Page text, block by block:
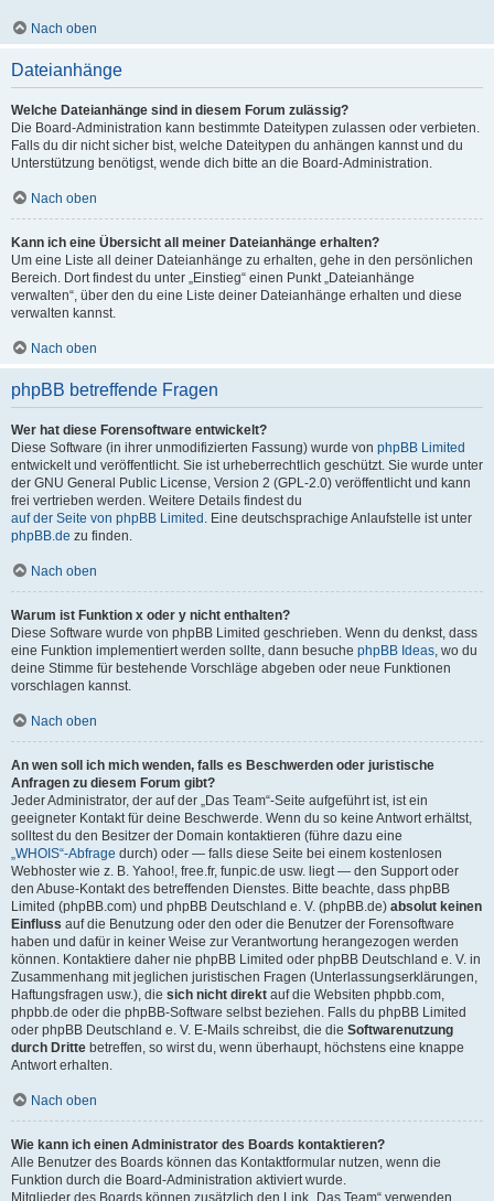
Nach oben
Dateianhänge
Welche Dateianhänge sind in diesem Forum zulässig?
Die Board-Administration kann bestimmte Dateitypen zulassen oder verbieten.
Falls du dir nicht sicher bist, welche Dateitypen du anhängen kannst und du
Unterstützung benötigst, wende dich bitte an die Board-Administration.
Nach oben
Kann ich eine Übersicht all meiner Dateianhänge erhalten?
Um eine Liste all deiner Dateianhänge zu erhalten, gehe in den persönlichen
Bereich. Dort findest du unter „Einstieg“ einen Punkt „Dateianhänge
verwalten“, über den du eine Liste deiner Dateianhänge erhalten und diese
verwalten kannst.
Nach oben
phpBB betreffende Fragen
Wer hat diese Forensoftware entwickelt?
Diese Software (in ihrer unmodifizierten Fassung) wurde von phpBB Limited
entwickelt und veröffentlicht. Sie ist urheberrechtlich geschützt. Sie wurde unter
der GNU General Public License, Version 2 (GPL-2.0) veröffentlicht und kann
frei vertrieben werden. Weitere Details findest du
auf der Seite von phpBB Limited . Eine deutschsprachige Anlaufstelle ist unter
phpBB.de zu finden.
Nach oben
Warum ist Funktion x oder y nicht enthalten?
Diese Software wurde von phpBB Limited geschrieben. Wenn du denkst, dass
eine Funktion implementiert werden sollte, dann besuche phpBB Ideas, wo du
deine Stimme für bestehende Vorschläge abgeben oder neue Funktionen
vorschlagen kannst.
Nach oben
An wen soll ich mich wenden, falls es Beschwerden oder juristische
Anfragen zu diesem Forum gibt?
Jeder Administrator, der auf der „Das Team“-Seite aufgeführt ist, ist ein
geeigneter Kontakt für deine Beschwerde. Wenn du so keine Antwort erhältst,
solltest du den Besitzer der Domain kontaktieren (führe dazu eine
„WHOIS“-Abfrage durch) oder — falls diese Seite bei einem kostenlosen
Webhoster wie z. B. Yahoo!, free.fr, funpic.de usw. liegt — den Support oder
den Abuse-Kontakt des betreffenden Dienstes. Bitte beachte, dass phpBB
Limited (phpBB.com) und phpBB Deutschland e. V. (phpBB.de) absolut keinen
Einfluss auf die Benutzung oder den oder die Benutzer der Forensoftware
haben und dafür in keiner Weise zur Verantwortung herangezogen werden
können. Kontaktiere daher nie phpBB Limited oder phpBB Deutschland e. V. in
Zusammenhang mit jeglichen juristischen Fragen (Unterlassungserklärungen,
Haftungsfragen usw.), die sich nicht direkt auf die Websiten phpbb.com,
phpbb.de oder die phpBB-Software selbst beziehen. Falls du phpBB Limited
oder phpBB Deutschland e. V. E-Mails schreibst, die die Softwarenutzung
durch Dritte betreffen, so wirst du, wenn überhaupt, höchstens eine knappe
Antwort erhalten.
Nach oben
Wie kann ich einen Administrator des Boards kontaktieren?
Alle Benutzer des Boards können das Kontaktformular nutzen, wenn die
Funktion durch die Board-Administration aktiviert wurde.
Mitglieder des Boards können zusätzlich den Link „Das Team“ verwenden.